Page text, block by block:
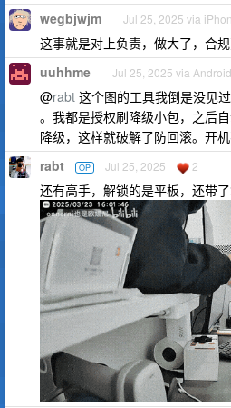
wegbjwjm Jul 25, 2025 via
这事就是对上负责，做大了，合规
uuhhme Jul 25, 2025 via Android
@rabt 这个图的工具我倒是没见
。我都是授权刷降级小包，之后
降级，这样就破解了防回滚。开
rabt OP Jul 25, 2025 2
还有高手，解锁的是平板，还带